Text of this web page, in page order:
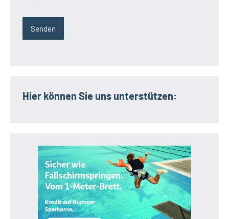
Hier können Sie uns unterstützen: